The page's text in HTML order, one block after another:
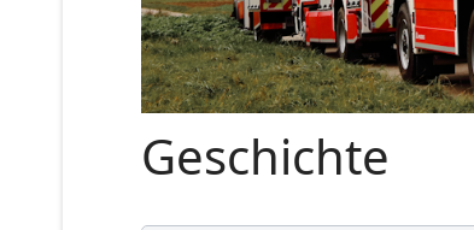
Geschichte